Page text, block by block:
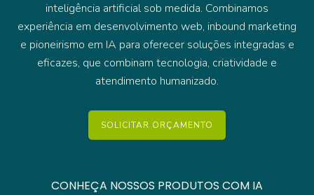
inteligência artificial sob medida. Combinamos
experiência em desenvolvimento web, inbound marketing
e pioneirismo em IA para oferecer soluções integradas e
eficazes, que combinam tecnologia, criatividade e
atendimento humanizado.
SOLICITAR ORÇAMENTO
CONHEÇA NOSSOS PRODUTOS COM IA